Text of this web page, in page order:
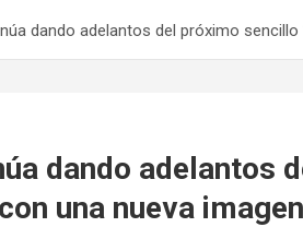
dando adelantos del próximo sencillo
dando adelantos
con una nueva